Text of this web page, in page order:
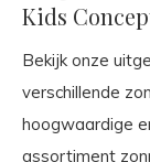
Kids
Bekijk onze
verschillende
hoogwaardige
assortiment